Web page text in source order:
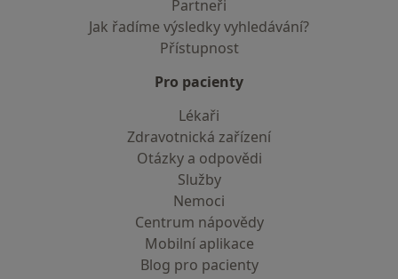
Partneři
Jak řadíme výsledky vyhledávání?
Přístupnost
Pro pacienty
Lékaři
Zdravotnická zařízení
Otázky a odpovědi
Služby
Nemoci
Centrum nápovědy
Mobilní aplikace
Blog pro pacienty